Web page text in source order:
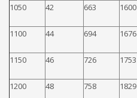
1050 42 663 1600
1100 44 694 1676
1150 46 726 1753
1200 48 758 1829